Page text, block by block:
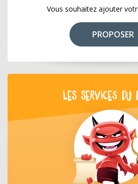
Vous souhaitez ajouter
PROPOSER
LES SERVICES DU